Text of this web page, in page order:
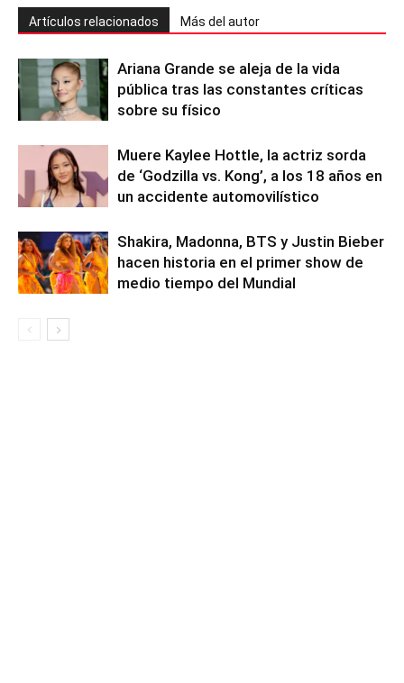
Artículos relacionados Más del autor
Ariana Grande se aleja de la vida
pública tras las constantes críticas
sobre su físico
Muere Kaylee Hottle, la actriz sorda
de ‘Godzilla vs. Kong’, a los 18 años en
un accidente automovilístico
Shakira, Madonna, BTS y Justin Bieber
hacen historia en el primer show de
medio tiempo del Mundial